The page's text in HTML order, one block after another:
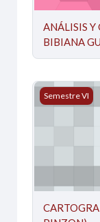
ANÁLISIS Y
BIBIANA
Semestre VI